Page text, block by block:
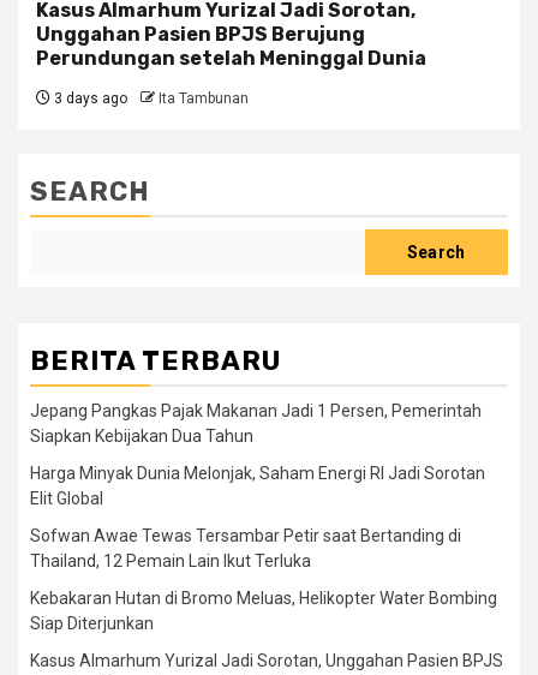
Kasus Almarhum Yurizal Jadi Sorotan,
Unggahan Pasien BPJS Berujung
Perundungan setelah Meninggal Dunia
3 days ago Ita Tambunan
SEARCH
Search
BERITA TERBARU
Jepang Pangkas Pajak Makanan Jadi 1 Persen, Pemerintah
Siapkan Kebijakan Dua Tahun
Harga Minyak Dunia Melonjak, Saham Energi RI Jadi Sorotan
Elit Global
Sofwan Awae Tewas Tersambar Petir saat Bertanding di
Thailand, 12 Pemain Lain Ikut Terluka
Kebakaran Hutan di Bromo Meluas, Helikopter Water Bombing
Siap Diterjunkan
Kasus Almarhum Yurizal Jadi Sorotan, Unggahan Pasien BPJS